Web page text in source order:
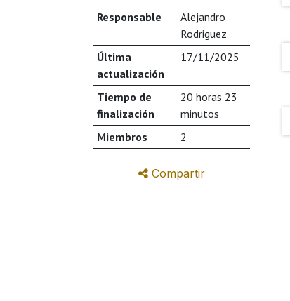
Responsable
Alejandro
Rodriguez
Última
actualización
17/11/2025
Tiempo de
finalización
20 horas 23
minutos
Miembros
2
Compartir